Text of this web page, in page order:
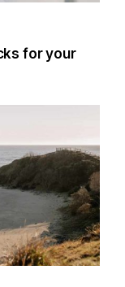
for your